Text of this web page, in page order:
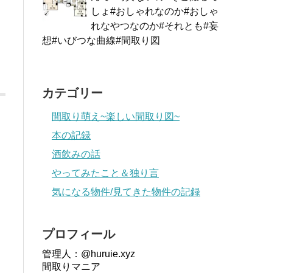
しょ#おしゃれなのか#おしゃ
れなやつなのか#それとも#妄
想#いびつな曲線#間取り図
カテゴリー
間取り萌え~楽しい間取り図~
本の記録
酒飲みの話
やってみたこと＆独り言
気になる物件/見てきた物件の記録
プロフィール
管理人：@huruie.xyz
間取りマニア